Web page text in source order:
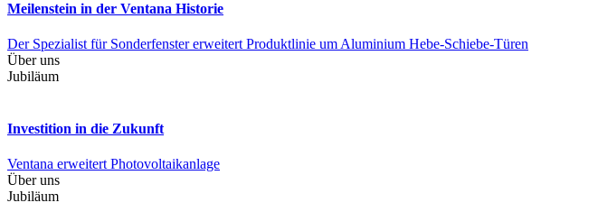
Meilenstein in der Ventana Historie
Der Spezialist für Sonderfenster erweitert Produktlinie um Aluminium Hebe-Schiebe-Türen
Über uns
Jubiläum
Investition in die Zukunft
Ventana erweitert Photovoltaikanlage
Über uns
Jubiläum